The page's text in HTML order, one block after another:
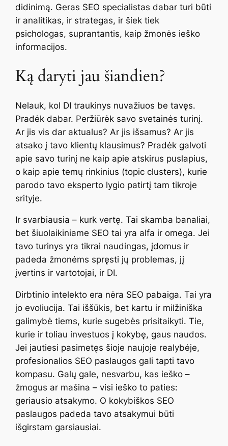
didinimą. Geras SEO specialistas dabar turi būti
ir analitikas, ir strategas, ir šiek tiek
psichologas, suprantantis, kaip žmonės ieško
informacijos.
Ką daryti jau šiandien?
Nelauk, kol DI traukinys nuvažiuos be tavęs.
Pradėk dabar. Peržiūrėk savo svetainės turinį.
Ar jis vis dar aktualus? Ar jis išsamus? Ar jis
atsako į tavo klientų klausimus? Pradėk galvoti
apie savo turinį ne kaip apie atskirus puslapius,
o kaip apie temų rinkinius (topic clusters), kurie
parodo tavo eksperto lygio patirtį tam tikroje
srityje.
Ir svarbiausia – kurk vertę. Tai skamba banaliai,
bet šiuolaikiniame SEO tai yra alfa ir omega. Jei
tavo turinys yra tikrai naudingas, įdomus ir
padeda žmonėms spręsti jų problemas, jį
įvertins ir vartotojai, ir DI.
Dirbtinio intelekto era nėra SEO pabaiga. Tai yra
jo evoliucija. Tai iššūkis, bet kartu ir milžiniška
galimybė tiems, kurie sugebės prisitaikyti. Tie,
kurie ir toliau investuos į kokybę, gaus naudos.
Jei jautiesi pasimetęs šioje naujoje realybėje,
profesionalios SEO paslaugos gali tapti tavo
kompasu. Galų gale, nesvarbu, kas ieško –
žmogus ar mašina – visi ieško to paties:
geriausio atsakymo. O kokybiškos SEO
paslaugos padeda tavo atsakymui būti
išgirstam garsiausiai.